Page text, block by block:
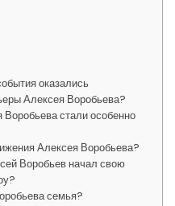
оказались
Алексея Воробьева?
Воробьева стали особенно
Алексея Воробьева?
Воробьев начал свою
семья?